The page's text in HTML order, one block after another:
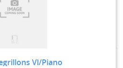
Vl/Piano